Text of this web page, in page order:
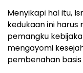
​Menyikapi hal itu,
kedukaan ini harus
pemangku
mengayomi
pembenahan